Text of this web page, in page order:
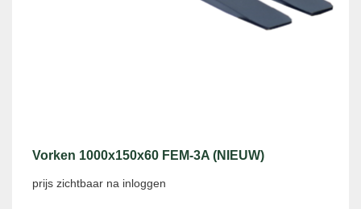
Vorken 1000x150x60 FEM-3A (NIEUW)
prijs zichtbaar na inloggen